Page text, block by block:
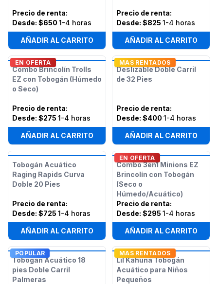
Precio de renta:
Desde: $650 1-4 horas
AÑADIR AL CARRITO
Precio de renta:
Desde: $825 1-4 horas
AÑADIR AL CARRITO
EN OFERTA
Combo Brincolín Trolls
EZ con Tobogán (Húmedo
o Seco)
Precio de renta:
Desde: $275 1-4 horas
AÑADIR AL CARRITO
MAS RENTADOS
Deslizable Doble Carril
de 32 Pies
Precio de renta:
Desde: $400 1-4 horas
AÑADIR AL CARRITO
Tobogán Acuático
Raging Rapids Curva
Doble 20 Pies
Precio de renta:
Desde: $725 1-4 horas
AÑADIR AL CARRITO
EN OFERTA
Combo 3en1 Minions EZ
Brincolín con Tobogán
(Seco o
Húmedo/Acuático)
Precio de renta:
Desde: $295 1-4 horas
AÑADIR AL CARRITO
POPULAR
Tobogán Acuático 18
pies Doble Carril
Palmeras
MAS RENTADOS
Lil Kahuna Tobogán
Acuático para Niños
Pequeños